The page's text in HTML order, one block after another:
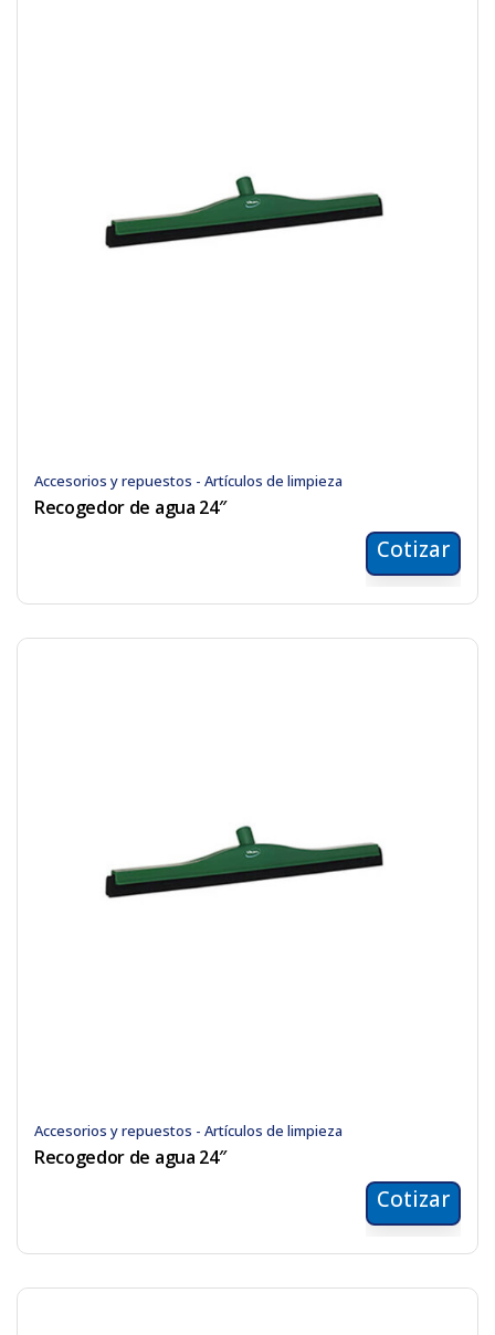
Accesorios y repuestos - Artículos de limpieza
Recogedor de agua 24″
Cotizar
Accesorios y repuestos - Artículos de limpieza
Recogedor de agua 24″
Cotizar